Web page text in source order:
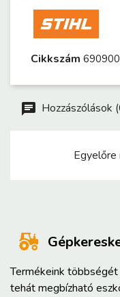
Cikkszám
Hozzászólások
Egyelőre
Termékeink
tehát megbízható